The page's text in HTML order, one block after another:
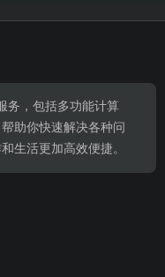
务，包括多功能计算
助你快速解决各种问
生活更加高效便捷。